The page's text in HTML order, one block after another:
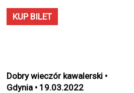
KUP BILET
Dobry wieczór kawalerski •
Gdynia • 19.03.2022